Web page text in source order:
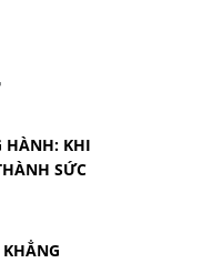
HÀNH: KHI
SỨC